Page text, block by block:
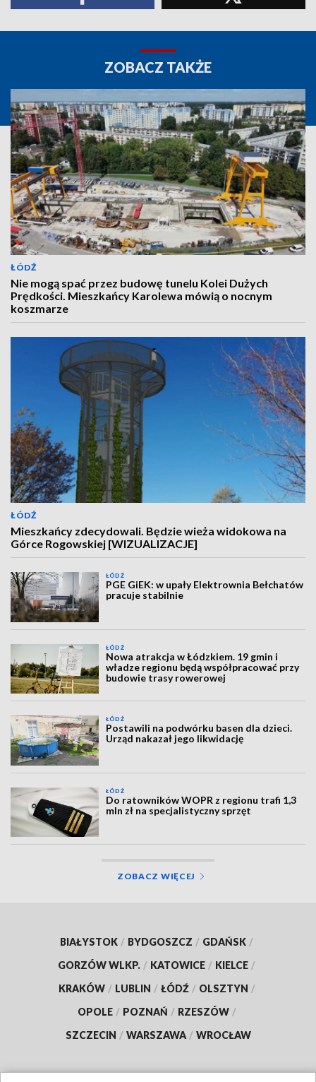
ZOBACZ TAKŻE
ŁÓDŹ
Nie mogą spać przez budowę tunelu Kolei Dużych
Prędkości. Mieszkańcy Karolewa mówią o nocnym
koszmarze
ŁÓDŹ
Mieszkańcy zdecydowali. Będzie wieża widokowa na
Górce Rogowskiej [WIZUALIZACJE]
ŁÓDŹ
PGE GiEK: w upały Elektrownia Bełchatów
pracuje stabilnie
ŁÓDŹ
Nowa atrakcja w Łódzkiem. 19 gmin i
władze regionu będą współpracować przy
budowie trasy rowerowej
ŁÓDŹ
Postawili na podwórku basen dla dzieci.
Urząd nakazał jego likwidację
ŁÓDŹ
Do ratowników WOPR z regionu trafi 1,3
mln zł na specjalistyczny sprzęt
ZOBACZ WIĘCEJ
BIAŁYSTOK / BYDGOSZCZ / GDAŃSK /
GORZÓW WLKP. / KATOWICE / KIELCE /
KRAKÓW / LUBLIN / ŁÓDŹ / OLSZTYN /
OPOLE / POZNAŃ / RZESZÓW /
SZCZECIN / WARSZAWA / WROCŁAW